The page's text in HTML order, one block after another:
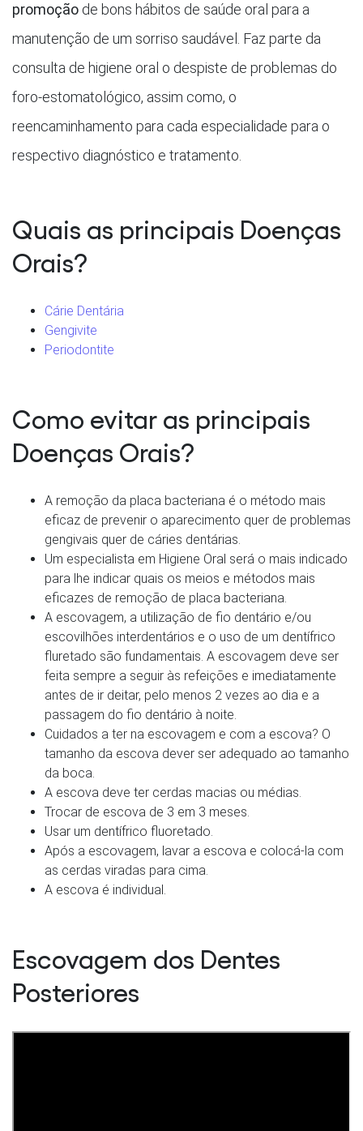
promoção de bons hábitos de saúde oral para a
manutenção de um sorriso saudável. Faz parte da
consulta de higiene oral o despiste de problemas do
foro-estomatológico, assim como, o
reencaminhamento para cada especialidade para o
respectivo diagnóstico e tratamento.
Quais as principais Doenças
Orais?
Cárie Dentária
Gengivite
Periodontite
Como evitar as principais
Doenças Orais?
A remoção da placa bacteriana é o método mais
eficaz de prevenir o aparecimento quer de problemas
gengivais quer de cáries dentárias.
Um especialista em Higiene Oral será o mais indicado
para lhe indicar quais os meios e métodos mais
eficazes de remoção de placa bacteriana.
A escovagem, a utilização de fio dentário e/ou
escovilhões interdentários e o uso de um dentífrico
fluretado são fundamentais. A escovagem deve ser
feita sempre a seguir às refeições e imediatamente
antes de ir deitar, pelo menos 2 vezes ao dia e a
passagem do fio dentário à noite.
Cuidados a ter na escovagem e com a escova? O
tamanho da escova dever ser adequado ao tamanho
da boca.
A escova deve ter cerdas macias ou médias.
Trocar de escova de 3 em 3 meses.
Usar um dentífrico fluoretado.
Após a escovagem, lavar a escova e colocá-la com
as cerdas viradas para cima.
A escova é individual.
Escovagem dos Dentes
Posteriores